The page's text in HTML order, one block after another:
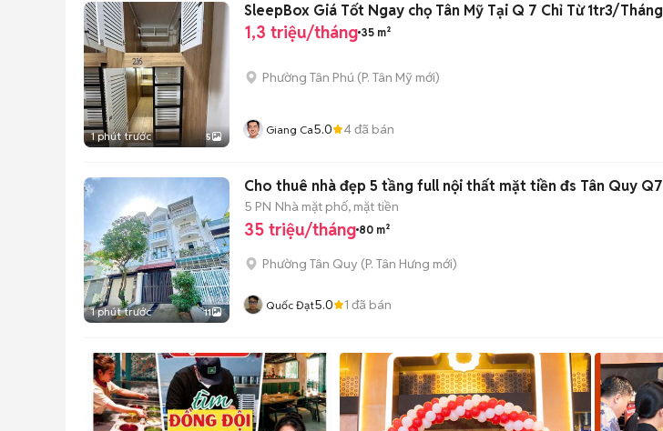
1 phút trước 5
SleepBox Giá Tốt Ngay chọ Tân Mỹ Tại Q 7 Chỉ Từ 1tr3/Tháng
1,3 triệu/tháng 35 m²
Phường Tân Phú (P. Tân Mỹ mới)
Giang Ca5.0 4đã bán
1 phút trước 11
Cho thuê nhà đẹp 5 tầng full nội thất mặt tiền đs Tân Quy Q7
5 PN Nhà mặt phố, mặt tiền
35 triệu/tháng 80 m²
Phường Tân Quy (P. Tân Hưng mới)
Quốc Đạt5.0 1 đã bán